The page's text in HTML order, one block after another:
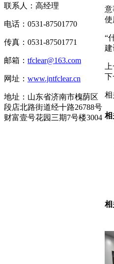
联系人：高经理
电话：0531-87501770
传真：0531-87501771
邮箱： tfclear@163.com
网址： www.jntfclear.cn
地址：山东省济南市槐荫区
段店北路街道经十路26788号
财富壹号花园三期7号楼3004
意
使
“
建
下
相
相
相